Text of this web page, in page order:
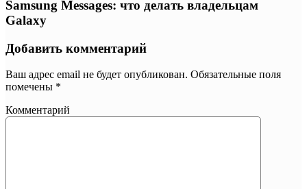
Samsung Messages: что делать владельцам
Galaxy
Добавить комментарий
Ваш адрес email не будет опубликован. Обязательные поля
помечены *
Комментарий